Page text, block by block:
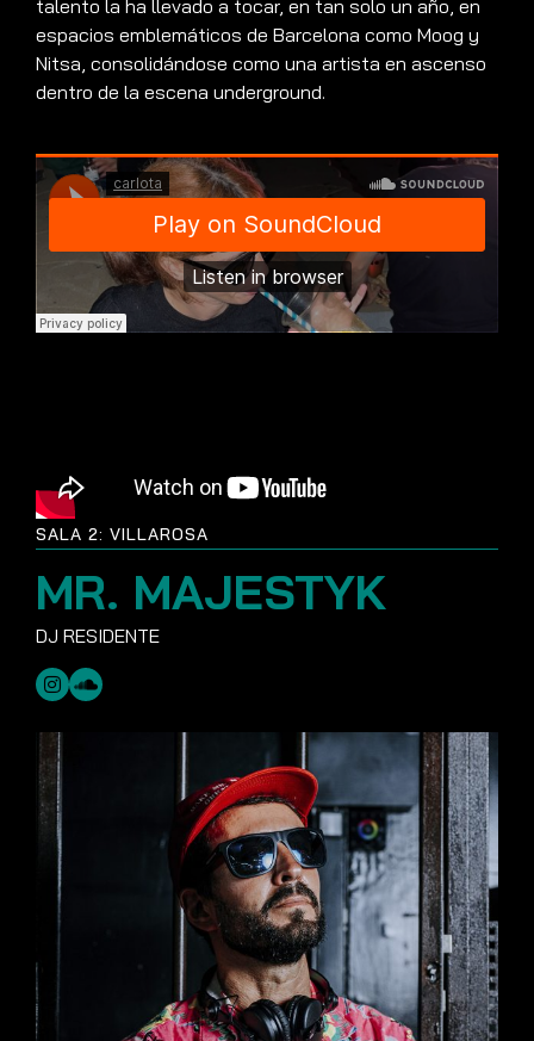
talento la ha llevado a tocar, en tan solo un año, en
espacios emblemáticos de Barcelona como Moog y
Nitsa, consolidándose como una artista en ascenso
dentro de la escena underground.
SALA 2: VILLAROSA
MR. MAJESTYK